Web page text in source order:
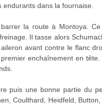
endurants dans la fournaise.
la route à Montoya.
Il tasse alors
avant contre le flanc
enchaînement en
puis une bonne partie du
Coulthard, Heidfeld,